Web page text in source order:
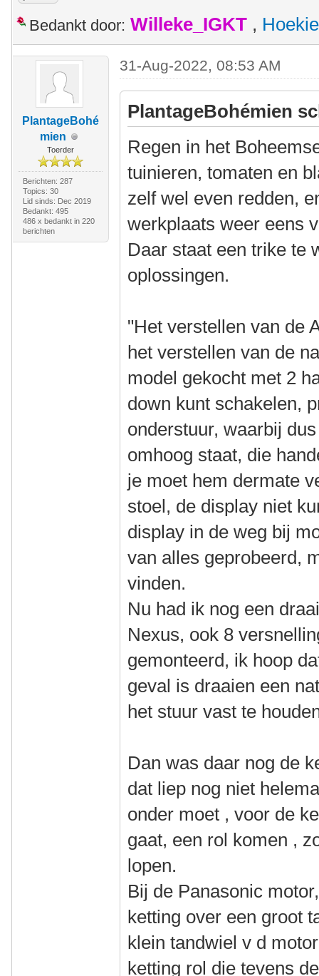
Bedankt door: Willeke_IGKT , Hoekie
PlantageBohé
mien
Toerder
Berichten: 287
Topics: 30
Lid sinds: Dec 2019
Bedankt: 495
486 x bedankt in 220
berichten
31-Aug-2022, 08:53 AM
PlantageBohémien
Regen in het
tuinieren, tomaten en
zelf wel even redden,
werkplaats weer eens
Daar staat een trike te
oplossingen.
"Het verstellen van de
het verstellen van de
model gekocht met 2
down kunt schakelen,
onderstuur, waarbij
omhoog staat, die
je moet hem dermate
stoel, de display niet
display in de weg bij
van alles geprobeerd,
vinden.
Nu had ik nog een
Nexus, ook 8
gemonteerd, ik hoop
geval is draaien een
het stuur vast te
Dan was daar nog de
dat liep nog niet
onder moet , voor de
gaat, een rol komen ,
lopen.
Bij de Panasonic
ketting over een groot
klein tandwiel v d
ketting rol die tevens